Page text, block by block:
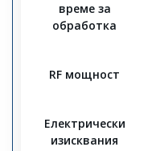
време за
обработка
RF мощност
Електрически
изисквания